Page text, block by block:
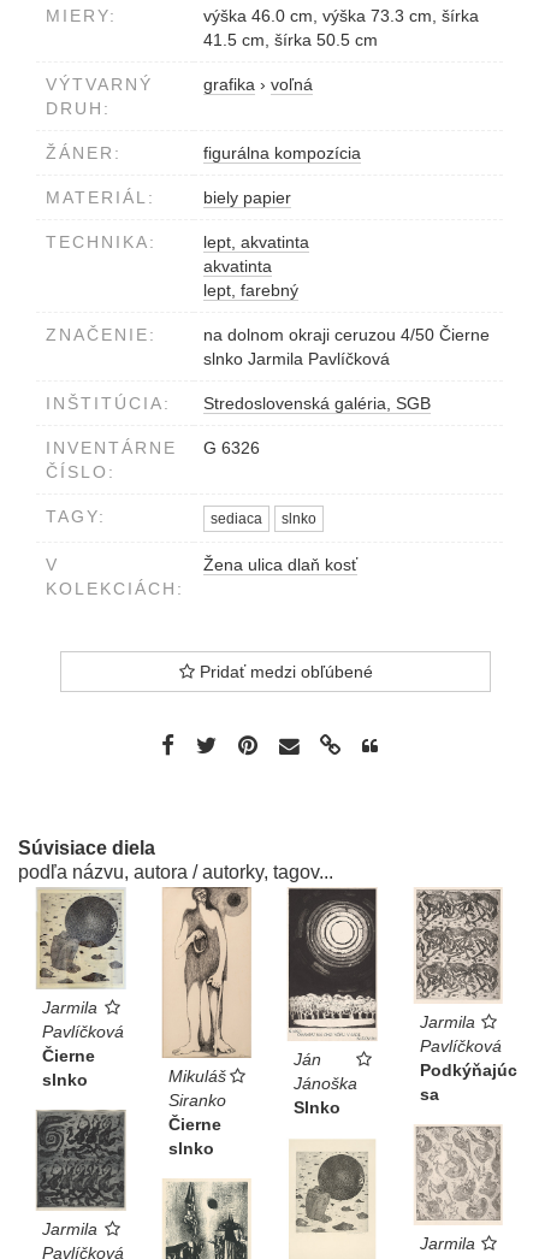
MIERY:
výška 46.0 cm, výška 73.3 cm, šírka
41.5 cm, šírka 50.5 cm
VÝTVARNÝ
DRUH:
grafika › voľná
ŽÁNER: figurálna kompozícia
MATERIÁL: biely papier
TECHNIKA:
lept, akvatinta
akvatinta
lept, farebný
ZNAČENIE:
na dolnom okraji ceruzou 4/50 Čierne
slnko Jarmila Pavlíčková
INŠTITÚCIA: Stredoslovenská galéria, SGB
INVENTÁRNE
ČÍSLO:
G 6326
TAGY: sediaca slnko
V
KOLEKCIÁCH:
Žena ulica dlaň kosť
Pridať medzi obľúbené
Súvisiace diela
podľa názvu, autora / autorky, tagov...
Jarmila
Pavlíčková
Čierne
slnko
Mikuláš
Siranko
Čierne
slnko
Ján
Jánoška
Slnko
Jarmila
Pavlíčková
Podkýňajúc
sa
Jarmila
Pavlíčková
Jarmila